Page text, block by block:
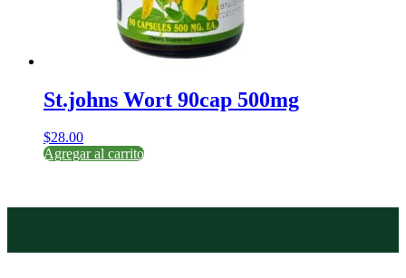
St.johns Wort 90cap 500mg
$28.00
Agregar al carrito